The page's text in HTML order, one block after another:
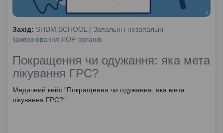
Захід: SHDM.SCHOOL | Запальні і незапальні
захворювання ЛОР-органів
Покращення чи одужання: яка мета
лікування ГРС?
Медичний кейс "Покращення чи одужання: яка мета
лікування ГРС?"